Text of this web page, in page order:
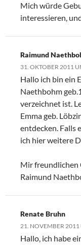
Mich würde
interessieren,
Raimund
31. OKTOBER 2011
Hallo ich bin ein
Naethbohm
verzeichnet ist.
Emma geb.
entdecken. Falls
ich hier weitere
Mir freundlichen
Raimund
Renate Bruhn
21. NOVEMBER
Hallo, ich habe